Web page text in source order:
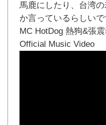
馬鹿にしたり、台湾
か言っているらしい
MC HotDog 熱狗&張
Official Music Video